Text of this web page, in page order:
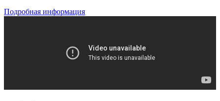
Подробная информация